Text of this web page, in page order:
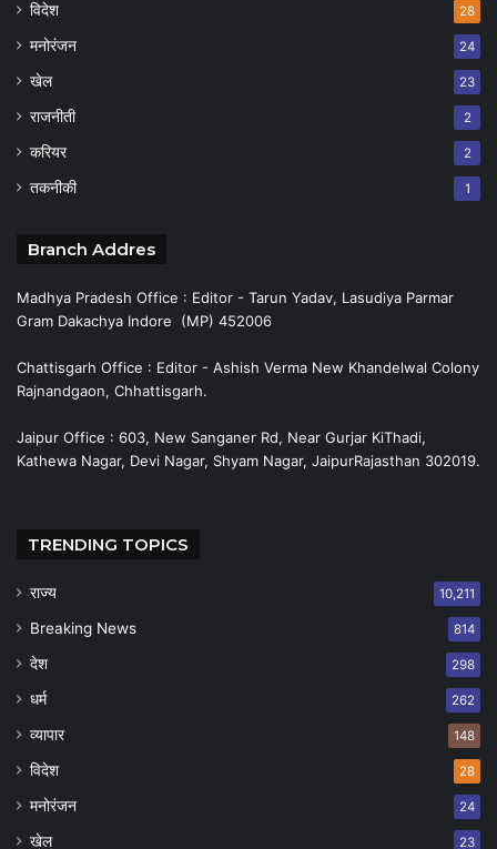
विदेश 28
मनोरंजन 24
खेल 23
राजनीती 2
करियर 2
तकनीकी 1
Branch Addres
Madhya Pradesh Office : Editor - Tarun Yadav, Lasudiya Parmar
Gram Dakachya Indore (MP) 452006
Chattisgarh Office : Editor - Ashish Verma New Khandelwal Colony
Rajnandgaon, Chhattisgarh.
Jaipur Office : 603, New Sanganer Rd, Near Gurjar KiThadi,
Kathewa Nagar, Devi Nagar, Shyam Nagar, JaipurRajasthan 302019.
TRENDING TOPICS
राज्य 10,211
Breaking News 814
देश 298
धर्म 262
व्यापार 148
विदेश 28
मनोरंजन 24
खेल 23